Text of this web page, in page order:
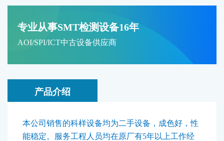
专业从事SMT检测设备16年
AOI/SPI/ICT中古设备供应商
产品介绍
本公司销售的科样设备均为二手设备，成色好，性
能稳定。服务工程人员均在原厂有5年以上工作经